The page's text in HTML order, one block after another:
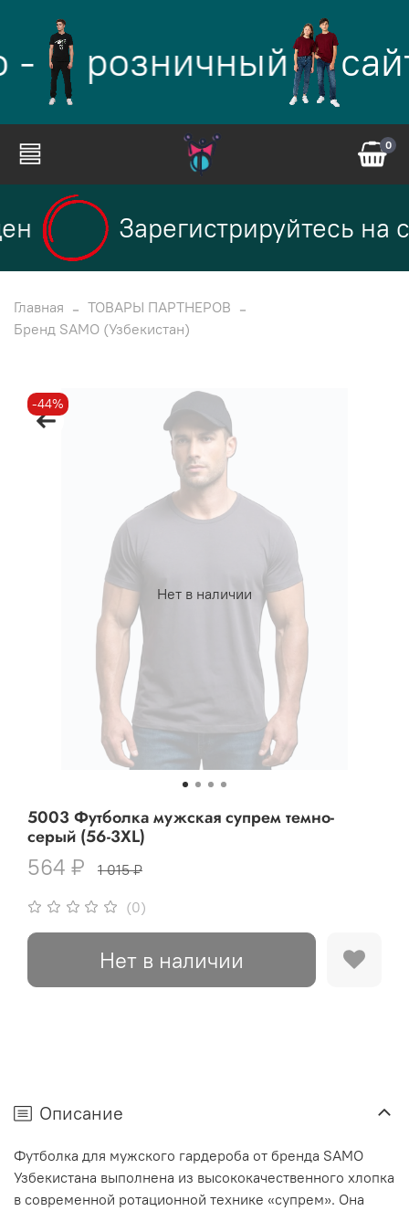
- розничный
0
Зарегистрируйтесь на
Главная
ТОВАРЫ ПАРТНЕРОВ
Бренд SAMO (Узбекистан)
Нет в наличии
-44%
(0)
5003 Футболка мужская супрем темно-
серый (56-3XL)
564 ₽ 1 015 ₽
Нет в наличии
Описание
Футболка для мужского гардероба от бренда SAMO
Узбекистана выполнена из высококачественного хлопка
в современной ротационной технике «супрем». Она